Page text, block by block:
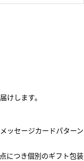
けします。
ッセージカードパターン
につき個別のギフト包装